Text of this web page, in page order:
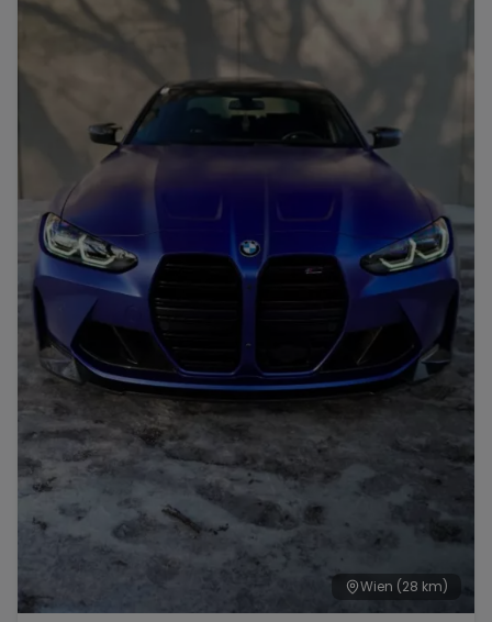
Bentley Rolls Royce Aston Martin
Bugatti Lotus Maserati
Range Rover Corvette
Wien (28 km)